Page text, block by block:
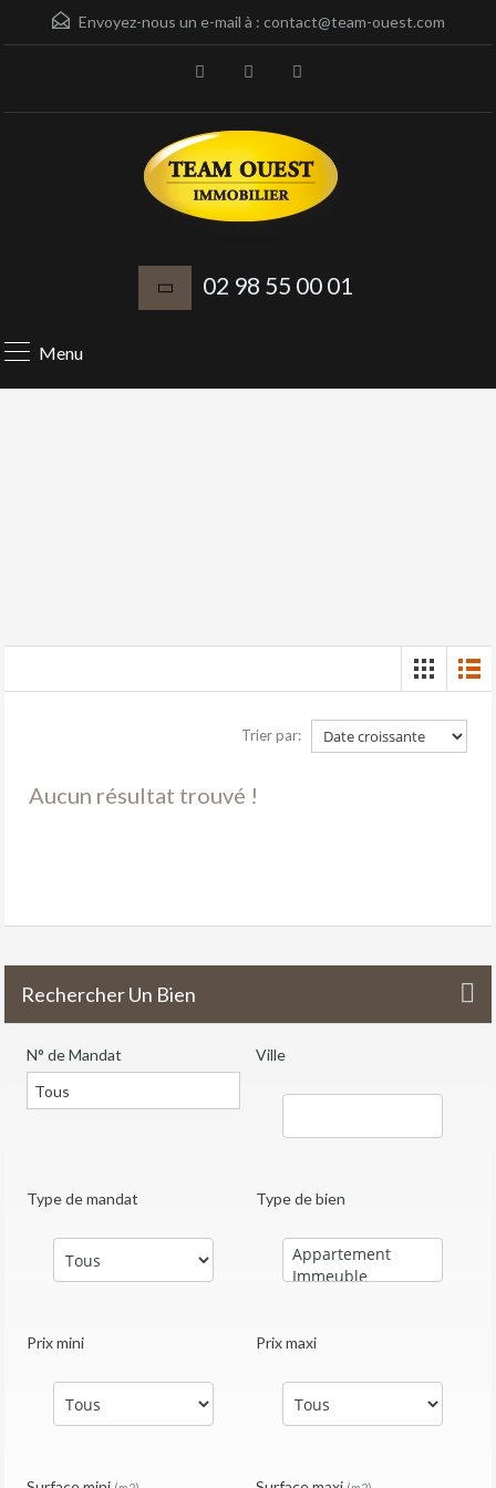
Envoyez-nous un e-mail à : contact@team-ouest.com
02 98 55 00 01
Menu
Trier par:
Aucun résultat trouvé !
Rechercher Un Bien
N° de Mandat Ville
Type de mandat Type de bien
Prix mini Prix maxi